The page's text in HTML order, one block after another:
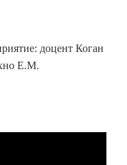
доцент Коган
Е.М.